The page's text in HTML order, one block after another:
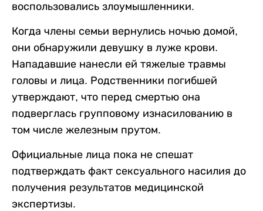
воспользовались злоумышленники.
Когда члены семьи вернулись ночью домой,
они обнаружили девушку в луже крови.
Нападавшие нанесли ей тяжелые травмы
головы и лица. Родственники погибшей
утверждают, что перед смертью она
подверглась групповому изнасилованию в
том числе железным прутом.
Официальные лица пока не спешат
подтверждать факт сексуального насилия до
получения результатов медицинской
экспертизы.